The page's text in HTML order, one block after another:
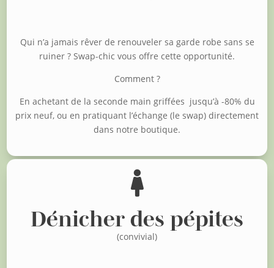
Qui n’a jamais rêver de renouveler sa garde robe sans se
ruiner ? Swap-chic vous offre cette opportunité.
Comment ?
En achetant de la seconde main griffées jusqu’à -80% du
prix neuf, ou en pratiquant l’échange (le swap) directement
dans notre boutique.

Dénicher des pépites
(convivial)